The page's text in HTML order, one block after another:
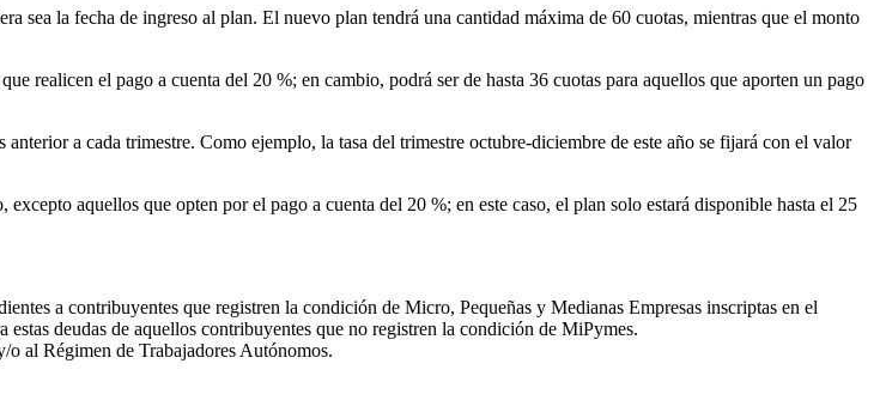
sea la fecha de ingreso al plan. El nuevo plan tendrá una cantidad máxima de 60 cuotas, mientras que el monto
realicen el pago a cuenta del 20 %; en cambio, podrá ser de hasta 36 cuotas para aquellos que aporten un pago
a cada trimestre. Como ejemplo, la tasa del trimestre octubre-diciembre de este año se fijará con el valor
aquellos que opten por el pago a cuenta del 20 %; en este caso, el plan solo estará disponible hasta el 25
a contribuyentes que registren la condición de Micro, Pequeñas y Medianas Empresas inscriptas en el
deudas de aquellos contribuyentes que no registren la condición de MiPymes.
al Régimen de Trabajadores Autónomos.